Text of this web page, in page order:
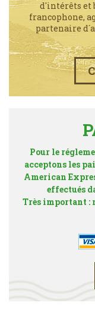
d'intérêts et
francophone,
partenaire
Pour le
acceptons les
American
effectués
Très important :